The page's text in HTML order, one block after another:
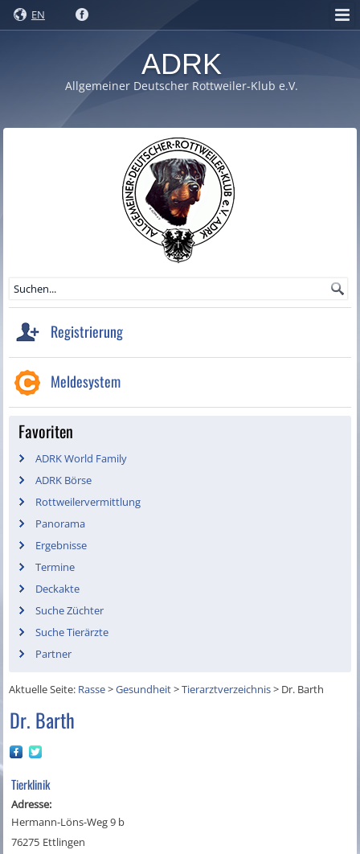
EN
ADRK
Allgemeiner Deutscher Rottweiler-Klub e.V.
Registrierung
Meldesystem
Favoriten
ADRK World Family
ADRK Börse
Rottweilervermittlung
Panorama
Ergebnisse
Termine
Deckakte
Suche Züchter
Suche Tierärzte
Partner
Aktuelle Seite: Rasse>Gesundheit>Tierarztverzeichnis> Dr. Barth
Dr. Barth
Tierklinik
Adresse:
Hermann-Löns-Weg 9 b
76275 Ettlingen